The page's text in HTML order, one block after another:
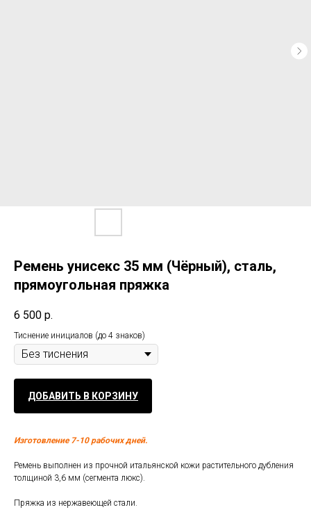
Ремень унисекс 35 мм (Чёрный), сталь,
прямоугольная пряжка
6 500 р.
Тиснение инициалов (до 4 знаков)
ДОБАВИТЬ В КОРЗИНУ
Изготовление 7-10 рабочих дней.
Ремень выполнен из прочной итальянской кожи растительного дубления
толщиной 3,6 мм (сегмента люкс).
Пряжка из нержавеющей стали.